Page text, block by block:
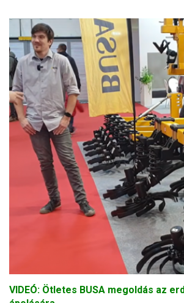
VIDEÓ: Ötletes BUSA megoldás az